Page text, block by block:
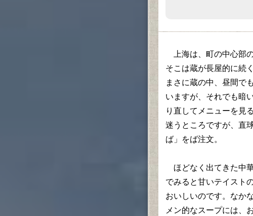
上海は、町の中心部
そこは蔵が長屋的に続
まさに蔵の中、昼間で
いますが、それでも暗
り直してメニューを見
迷うところですが、直
ば」をば注文。
ほどなく出てきた中
でみると甘いテイスト
おいしいのです。なか
メン的なスープには、